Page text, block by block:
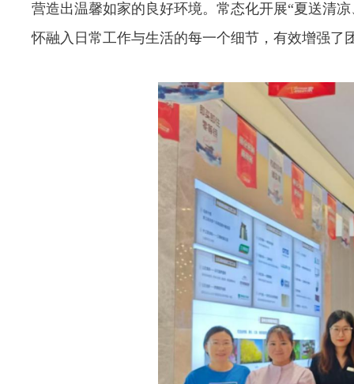
营造出温馨如家的良好环境。常态化开展“夏送清
怀融入日常工作与生活的每一个细节，有效增强